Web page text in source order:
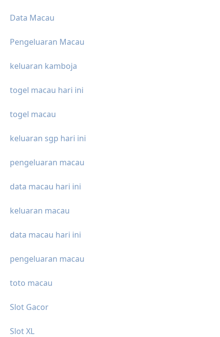
Data Macau
Pengeluaran Macau
keluaran kamboja
togel macau hari ini
togel macau
keluaran sgp hari ini
pengeluaran macau
data macau hari ini
keluaran macau
data macau hari ini
pengeluaran macau
toto macau
Slot Gacor
Slot XL